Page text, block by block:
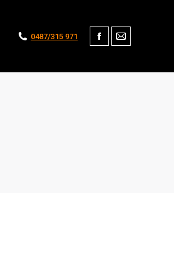
0487/315 971
Facebook
Mail